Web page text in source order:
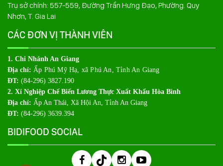
Trụ sở chính: 557-559, Đường Trần Hưng Đạo, Phường. Quy
Nhơn, T. Gia Lai
CÁC ĐƠN VỊ THÀNH VIÊN
1. Chi Nhánh An Giang
Địa chỉ: Ấp Phú Mỹ Hạ, xã Phú An, Tỉnh An Giang
ĐT: (84-296) 3827.190
2. Xí Nghiệp Chế Biến Lương Thực Xuất Khẩu Hòa Bình
Địa chỉ: Ấp An Thái, Xã Hội An, Tỉnh An Giang
ĐT: (84-296) 3639.394
BIDIFOOD SOCIAL